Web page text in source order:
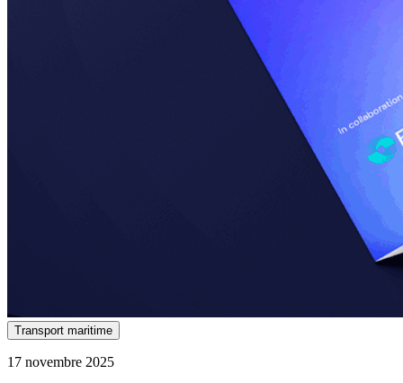
Transport maritime
17 novembre 2025